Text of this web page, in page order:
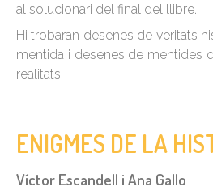
al solucionari del final del llibre.
Hi trobaran desenes de veritats
mentida i desenes de mentides
realitats!
ENIGMES DE LA
Víctor Escandell i Ana Gallo